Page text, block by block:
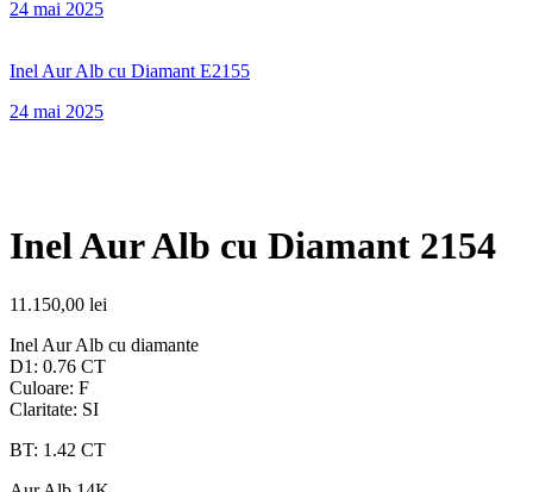
24 mai 2025
Inel Aur Alb cu Diamant E2155
24 mai 2025
Inel Aur Alb cu Diamant 2154
11.150,00 lei
Inel Aur Alb cu diamante
D1: 0.76 CT
Culoare: F
Claritate: SI
BT: 1.42 CT